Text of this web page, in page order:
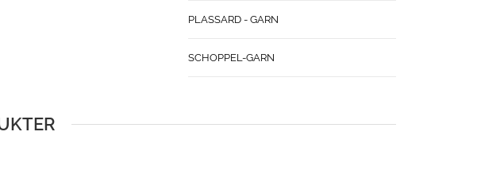
PLASSARD - GARN
SCHOPPEL-GARN